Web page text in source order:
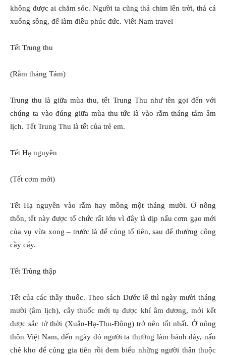
không được ai chăm sóc. Người ta cũng thả chim lên trời, thả cá
xuống sông, để làm điều phúc đức. Viêt Nam travel
Tết Trung thu
(Rằm tháng Tám)
Trung thu là giữa mùa thu, tết Trung Thu như tên gọi đến với
chúng ta vào đúng giữa mùa thu tức là vào rằm tháng tám âm
lịch. Tết Trung Thu là tết của trẻ em.
Tết Hạ nguyên
(Tết cơm mới)
Tết Hạ nguyên vào rằm hay mồng một tháng mười. Ở nông
thôn, tết này được tổ chức rất lớn vì đây là dịp nấu cơm gạo mới
của vụ vừa xong – trước là để cúng tổ tiên, sau để thưởng công
cầy cấy.
Tết Trùng thập
Tết của các thầy thuốc. Theo sách Dước lễ thì ngày mười tháng
mười (âm lịch), cây thuốc mới tụ được khí âm dương, mới kết
được sắc tứ thời (Xuân-Hạ-Thu-Ðông) trở nên tốt nhất. Ở nông
thôn Việt Nam, đến ngày đó người ta thường làm bánh dày, nấu
chè kho để cúng gia tiên rồi đem biếu những người thân thuộc